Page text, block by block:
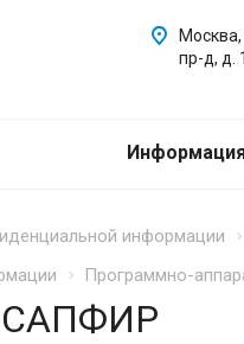
пр-д, д.
информации
Программно-
САПФИР